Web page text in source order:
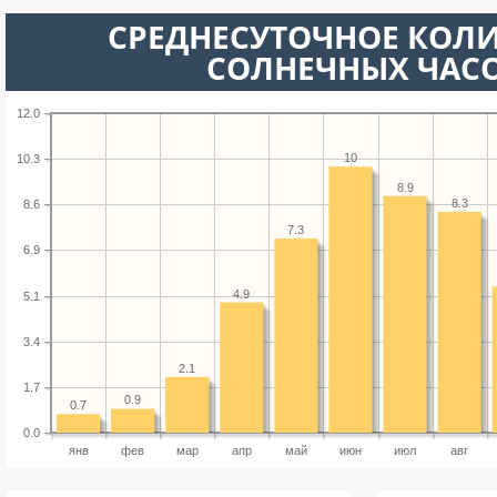
СРЕДНЕСУТОЧНОЕ
СОЛНЕЧНЫХ
янв фев мар апр май июн июл авг
0.0
1.7
3.4
5.1
6.9
8.6
10.3
12.0
8.3
8.9
10
7.3
4.9
2.1
0.9
0.7